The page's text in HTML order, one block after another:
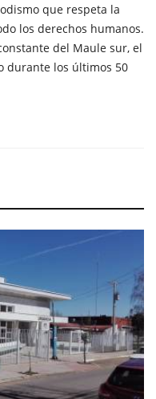
que respeta la
los derechos humanos.
del Maule sur, el
durante los últimos 50